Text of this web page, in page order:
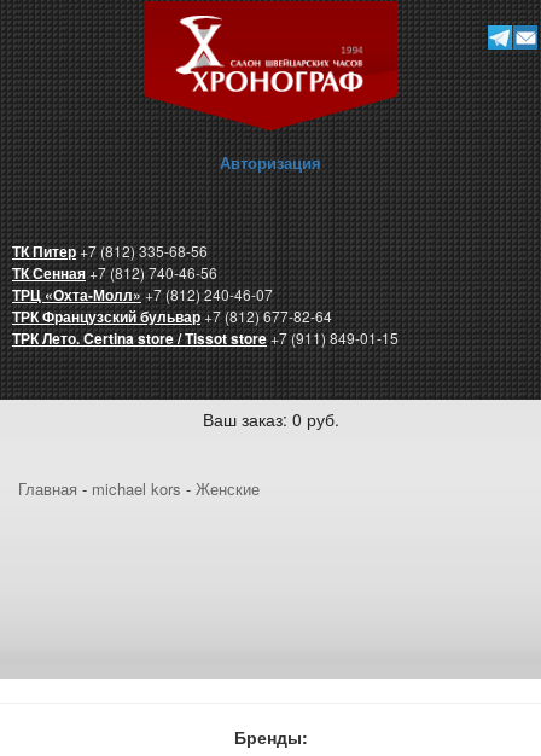
Авторизация
ТК Питер+7 (812) 335-68-56
ТК Сенная+7 (812) 740-46-56
ТРЦ «Охта-Молл»+7 (812) 240-46-07
ТРК Французский бульвар+7 (812) 677-82-64
ТРК Лето. Certina store / Tissot store+7 (911) 849-01-15
Ваш заказ: 0 руб.
Главная - michael kors - Женские
Бренды: